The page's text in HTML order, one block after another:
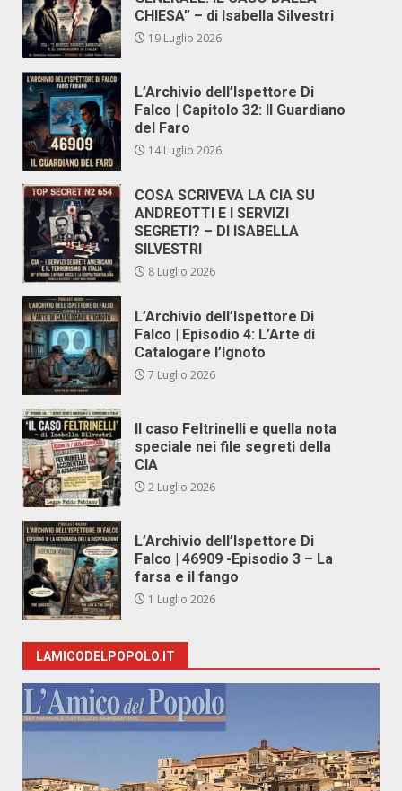
CHIESA” – di Isabella Silvestri
19 Luglio 2026
L’Archivio dell’Ispettore Di
Falco | Capitolo 32: Il Guardiano
del Faro
14 Luglio 2026
COSA SCRIVEVA LA CIA SU
ANDREOTTI E I SERVIZI
SEGRETI? – DI ISABELLA
SILVESTRI
8 Luglio 2026
L’Archivio dell’Ispettore Di
Falco | Episodio 4: L’Arte di
Catalogare l’Ignoto
7 Luglio 2026
Il caso Feltrinelli e quella nota
speciale nei file segreti della
CIA
2 Luglio 2026
L’Archivio dell’Ispettore Di
Falco | 46909 -Episodio 3 – La
farsa e il fango
1 Luglio 2026
LAMICODELPOPOLO.IT